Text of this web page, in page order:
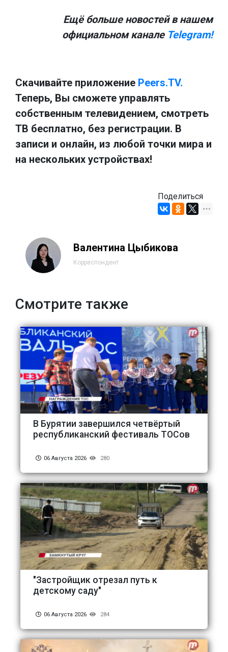
Ещё больше новостей в нашем
официальном канале Telegram!
Скачивайте приложение Peers.TV.
Теперь, Вы сможете управлять
собственным телевидением, смотреть
ТВ бесплатно, без регистрации. В
записи и онлайн, из любой точки мира и
на нескольких устройствах!
Поделиться
Валентина Цыбикова
Корреспондент
Смотрите также
В Бурятии завершился четвёртый
республиканский фестиваль ТОСов
06 Августа 2026 280
"Застройщик отрезал путь к
детскому саду"
06 Августа 2026 284